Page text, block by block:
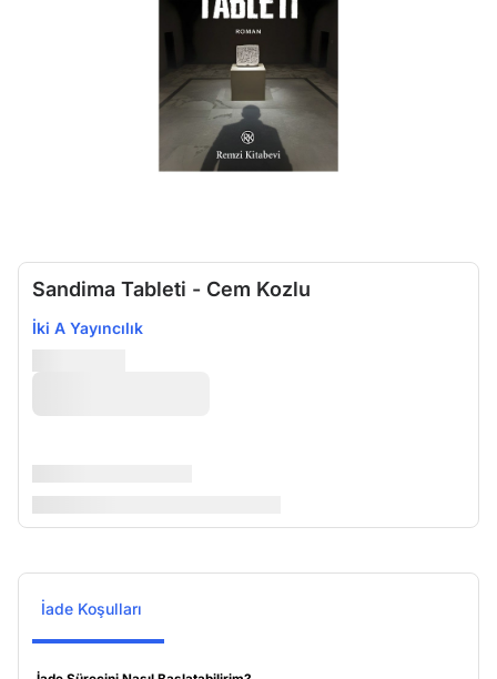
Sandima Tableti - Cem Kozlu
İki A Yayıncılık
İade Koşulları